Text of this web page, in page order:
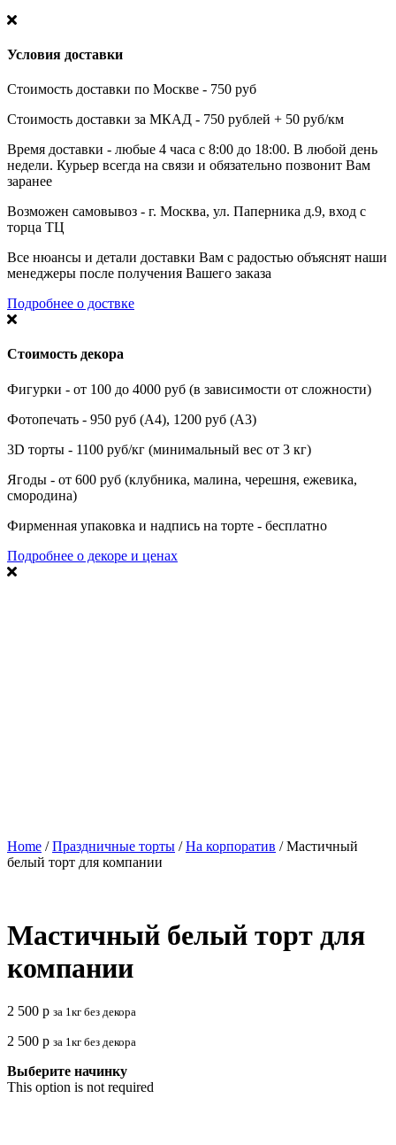
Условия доставки
Стоимость доставки по Москве - 750 руб
Стоимость доставки за МКАД - 750 рублей + 50 руб/км
Время доставки - любые 4 часа с 8:00 до 18:00. В любой день
недели. Курьер всегда на связи и обязательно позвонит Вам
заранее
Возможен самовывоз - г. Москва, ул. Паперника д.9, вход с
торца ТЦ
Все нюансы и детали доставки Вам с радостью объяснят наши
менеджеры после получения Вашего заказа
Подробнее о доствке
Стоимость декора
Фигурки - от 100 до 4000 руб (в зависимости от сложности)
Фотопечать - 950 руб (А4), 1200 руб (А3)
3D торты - 1100 руб/кг (минимальный вес от 3 кг)
Ягоды - от 600 руб (клубника, малина, черешня, ежевика,
смородина)
Фирменная упаковка и надпись на торте - бесплатно
Подробнее о декоре и ценах
Home /Праздничные торты /На корпоратив / Мастичный
белый торт для компании
Мастичный белый торт для
компании
2 500 р за 1кг без декора
2 500 р за 1кг без декора
Выберите начинку
This option is not required